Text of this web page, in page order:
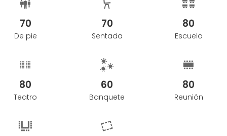
70
De pie
70
Sentada
80
Escuela
80
Teatro
60
Banquete
80
Reunión